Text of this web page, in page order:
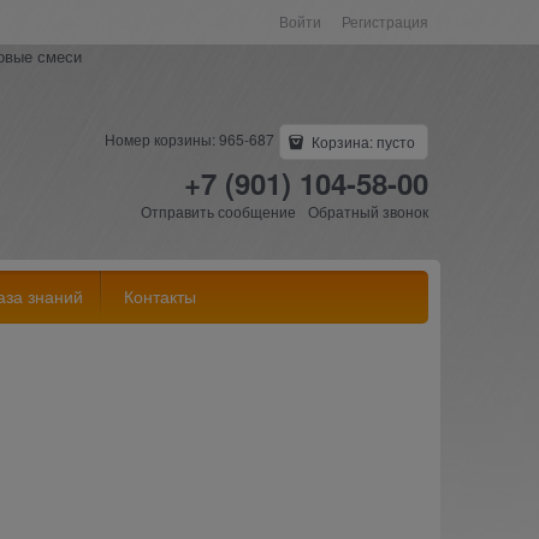
Войти Регистрация
смеси
Номер корзины: 965-687 Корзина: пусто
+7 (901) 104-58-00
Отправить сообщение Обратный звонок
знаний Контакты